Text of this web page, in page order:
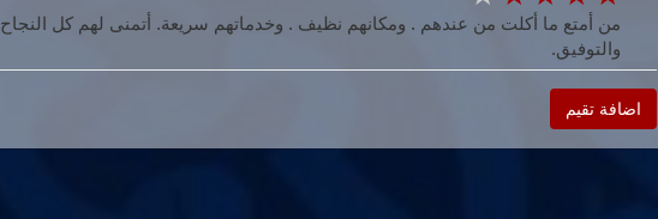
من أمتع ما أكلت من عندهم . ومكانهم نظيف . وخدماتهم سريعة. أتمنى لهم كل النجاح
والتوفيق.
اضافة تقيم